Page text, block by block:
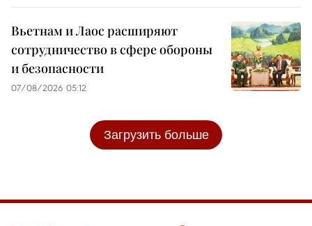
Вьетнам и Лаос расширяют
сотрудничество в сфере обороны
и безопасности
07/08/2026 05:12
Загрузить больше